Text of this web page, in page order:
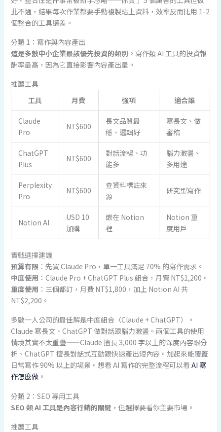
此不通，結果每次作業都要手動複製貼上資料，效率反而比用 1-2
個整合的工具還差。
分類 1：寫作與內容產出
這是多數中小企業最該優先投資的類別 。寫作類 AI 工具的投資報
酬率最高，因為它直接影響內容產出量。
推薦工具
工具
月費 強項 適合誰
Claude
Pro
NT$600
長文品質最
穩、邏輯好
寫長文、做
審稿
ChatGPT
Plus
NT$600
對話流暢、功
能多
腦力激盪、
多用途
Perplexity
Pro
NT$600
查資料標註來
源
研究型寫作
Notion AI
USD 10
加購
嵌在 Notion
裡
Notion 重
度用戶
實戰選擇建議
預算有限：先買 Claude Pro，單一工具滿足 70% 的寫作需求。
中度使用 ：Claude Pro + ChatGPT Plus 組合，月費 NT$1,200。
重度使用 ：三個都訂，月費 NT$1,800，加上 Notion AI 共
NT$2,200。
多數一人公司的最佳解是中度組合（Claude + ChatGPT）。
Claude 寫長文、ChatGPT 做對話跟腦力激盪。兩個工具的使用
情境其實不太重疊——Claude 擅長 3,000 字以上的深度內容跟分
析、ChatGPT 擅長對話式互動跟快速產出短內容。加起來能覆蓋
日常寫作 90% 以上的場景。想看 AI 寫作的完整流程可以看 AI 寫
作怎麼做。
分類 2：SEO 專用工具
SEO 類 AI 工具是內容行銷的關鍵 ，但選擇要看你主要市場。
推薦工具